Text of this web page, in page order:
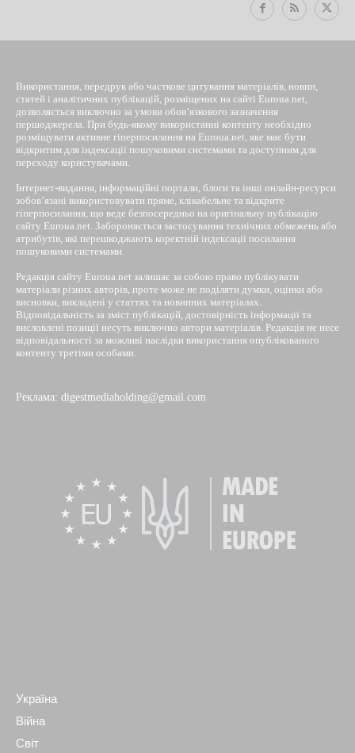
Використання, передрук або часткове цитування матеріалів, новин,
статей і аналітичних публікацій, розміщених на сайті Euroua.net,
дозволяється виключно за умови обов’язкового зазначення
першоджерела. При будь-якому використанні контенту необхідно
розміщувати активне гіперпосилання на Euroua.net, яке має бути
відкритим для індексації пошуковими системами та доступним для
переходу користувачами.
Інтернет-видання, інформаційні портали, блоги та інші онлайн-ресурси
зобов’язані використовувати пряме, клікабельне та відкрите
гіперпосилання, що веде безпосередньо на оригінальну публікацію
сайту Euroua.net. Забороняється застосування технічних обмежень або
атрибутів, які перешкоджають коректній індексації посилання
пошуковими системами.
Редакція сайту Euroua.net залишає за собою право публікувати
матеріали різних авторів, проте може не поділяти думки, оцінки або
висновки, викладені у статтях та новинних матеріалах.
Відповідальність за зміст публікацій, достовірність інформації та
висловлені позиції несуть виключно автори матеріалів. Редакція не несе
відповідальності за можливі наслідки використання опублікованого
контенту третіми особами.
Реклама: digestmediaholding@gmail.com
Україна
Війна
Світ